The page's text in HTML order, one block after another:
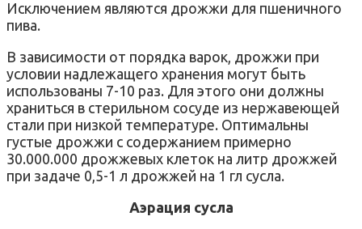
Исключением являются дрожжи для пшеничного
пива.
В зависимости от порядка варок, дрожжи при
условии надлежащего хранения могут быть
использованы 7-10 раз. Для этого они должны
храниться в стерильном сосуде из нержавеющей
стали при низкой температуре. Оптимальны
густые дрожжи с содержанием примерно
30.000.000 дрожжевых клеток на литр дрожжей
при задаче 0,5-1 л дрожжей на 1 гл сусла.
Аэрация сусла